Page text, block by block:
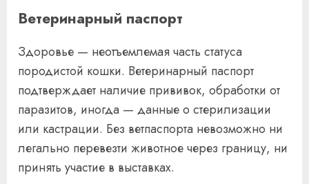
Ветеринарный паспорт
Здоровье — неотъемлемая часть статуса
породистой кошки. Ветеринарный паспорт
подтверждает наличие прививок, обработки от
паразитов, иногда — данные о стерилизации
или кастрации. Без ветпаспорта невозможно ни
легально перевезти животное через границу, ни
принять участие в выставках.